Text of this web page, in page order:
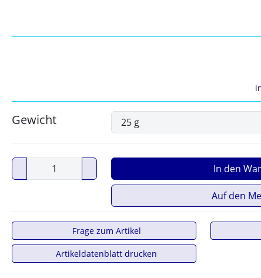
Gewicht
In den
Auf den
Frage zum Artikel
Artikeldatenblatt drucken